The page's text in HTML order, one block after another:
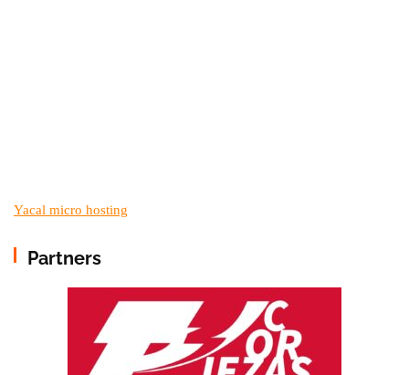
Yacal micro hosting
Partners